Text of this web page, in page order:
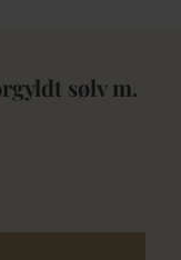
sølv m.